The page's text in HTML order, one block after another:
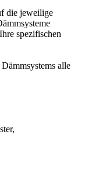
die jeweilige
spezifischen
alle